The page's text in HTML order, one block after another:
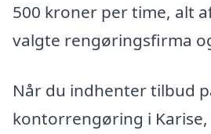
500 kroner per time, alt
valgte rengøringsfirma
Når du indhenter tilbud
kontorrengøring i Karise,